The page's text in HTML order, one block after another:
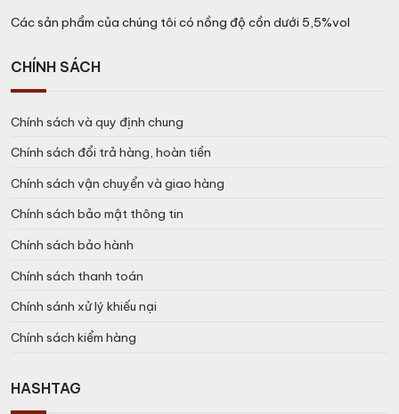
Các sản phẩm của chúng tôi có nồng độ cồn dưới 5,5%vol
CHÍNH SÁCH
Chính sách và quy định chung
Chính sách đổi trả hàng, hoàn tiền
Chính sách vận chuyển và giao hàng
Chính sách bảo mật thông tin
Chính sách bảo hành
Chính sách thanh toán
Chính sánh xử lý khiếu nại
Chính sách kiểm hàng
HASHTAG